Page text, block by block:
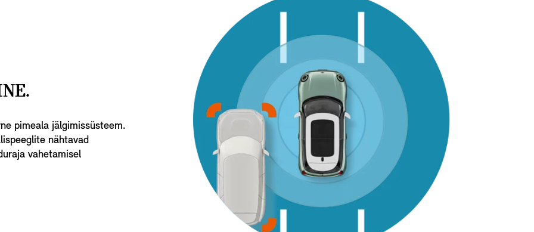
pimeala jälgimissüsteem.
nähtavad
vahetamisel